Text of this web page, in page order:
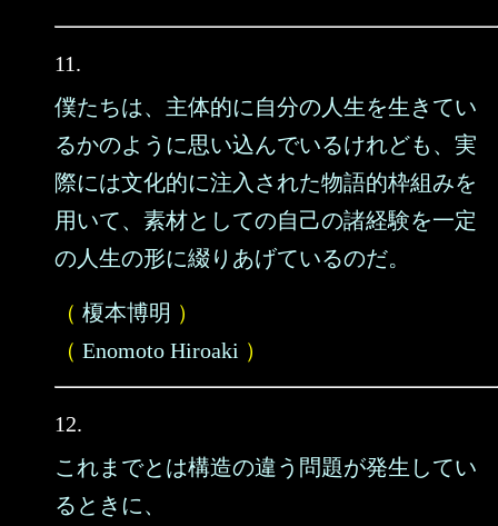
11.
僕たちは、主体的に自分の人生を生きてい
るかのように思い込んでいるけれども、実
際には文化的に注入された物語的枠組みを
用いて、素材としての自己の諸経験を一定
の人生の形に綴りあげているのだ。
（ 榎本博明 ）
（ Enomoto Hiroaki ）
12.
これまでとは構造の違う問題が発生してい
るときに、